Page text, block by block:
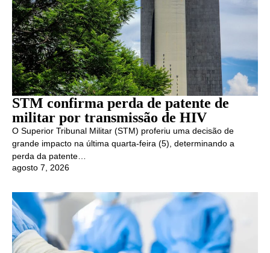
STM confirma perda de patente de
militar por transmissão de HIV
O Superior Tribunal Militar (STM) proferiu uma decisão de
grande impacto na última quarta-feira (5), determinando a
perda da patente…
agosto 7, 2026